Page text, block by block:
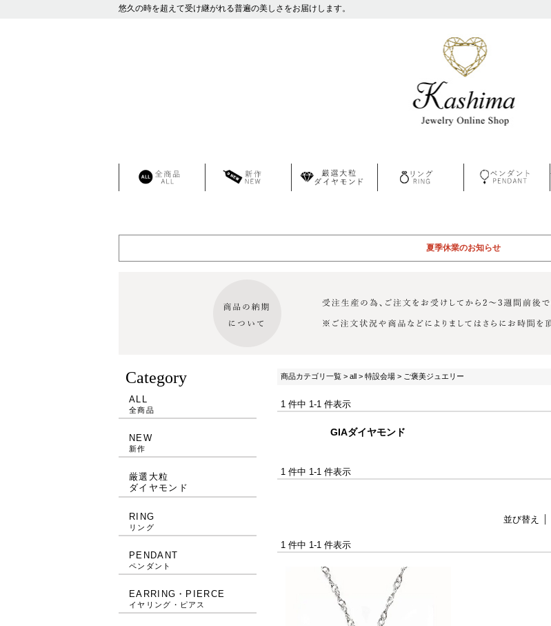
悠久の時を超えて受け継がれる普遍の美しさをお届けします。
夏季休業のお知らせ
Category
ALL
全商品
NEW
新作
厳選大粒
ダイヤモンド
RING
リング
PENDANT
ペンダント
EARRING・PIERCE
イヤリング・ピアス
商品カテゴリ一覧 > all > 特設会場 > ご褒美ジュエリー
1 件中 1-1 件表示
GIAダイヤモンド
1 件中 1-1 件表示
並び替え
1 件中 1-1 件表示